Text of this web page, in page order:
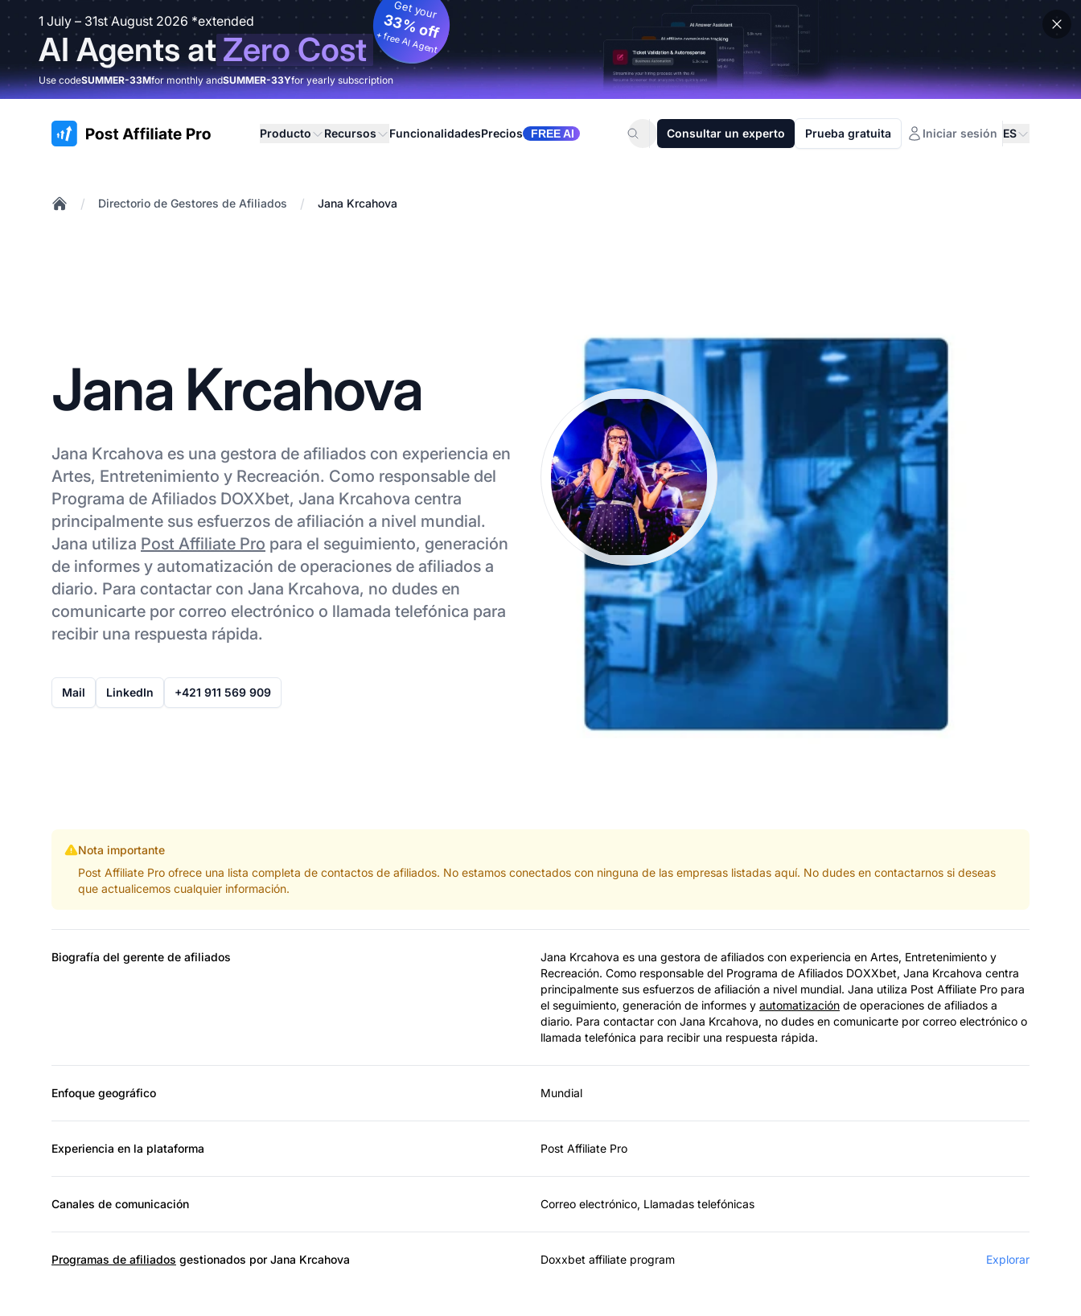
1 July – 31st August 2026 *extended
AI Agents atZero Cost
Get your
33% off
+ free AI Agent
Use codeSUMMER-33Mfor monthly andSUMMER-33Yfor yearly subscription
:site.title Producto Recursos FuncionalidadesPrecios FREE AI Consultar un experto Prueba gratuita Iniciar sesión ES
/ Directorio de Gestores de Afiliados / Jana Krcahova
Jana Krcahova
Jana Krcahova es una gestora de afiliados con experiencia en
Artes, Entretenimiento y Recreación. Como responsable del
Programa de Afiliados DOXXbet, Jana Krcahova centra
principalmente sus esfuerzos de afiliación a nivel mundial.
Jana utiliza Post Affiliate Pro para el seguimiento, generación
de informes y automatización de operaciones de afiliados a
diario. Para contactar con Jana Krcahova, no dudes en
comunicarte por correo electrónico o llamada telefónica para
recibir una respuesta rápida.
Mail LinkedIn +421 911 569 909
Nota importante
Post Affiliate Pro ofrece una lista completa de contactos de afiliados. No estamos conectados con ninguna de las empresas listadas aquí. No dudes en contactarnos si deseas
que actualicemos cualquier información.
Biografía del gerente de afiliados
Jana Krcahova es una gestora de afiliados con experiencia en Artes, Entretenimiento y
Recreación. Como responsable del Programa de Afiliados DOXXbet, Jana Krcahova centra
principalmente sus esfuerzos de afiliación a nivel mundial. Jana utiliza Post Affiliate Pro para
el seguimiento, generación de informes y automatización de operaciones de afiliados a
diario. Para contactar con Jana Krcahova, no dudes en comunicarte por correo electrónico o
llamada telefónica para recibir una respuesta rápida.
Enfoque geográfico Mundial
Experiencia en la plataforma Post Affiliate Pro
Canales de comunicación Correo electrónico, Llamadas telefónicas
Programas de afiliados gestionados por Jana Krcahova Doxxbet affiliate program Explorar